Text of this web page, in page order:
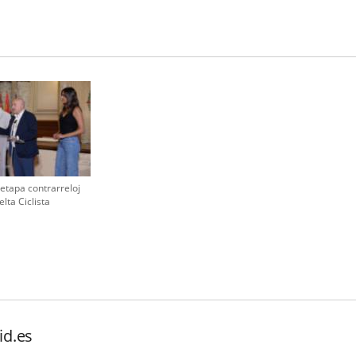
contrarreloj
Ciclista